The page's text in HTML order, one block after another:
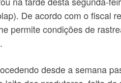
De acordo com o fiscal
permite condições de
desde a semana